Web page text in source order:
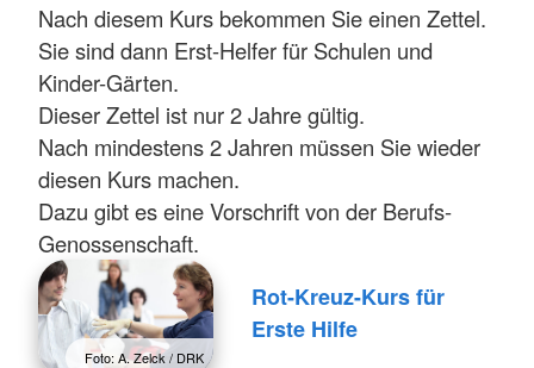
Nach diesem Kurs bekommen Sie einen Zettel.
Sie sind dann Erst-Helfer für Schulen und
Kinder-Gärten.
Dieser Zettel ist nur 2 Jahre gültig.
Nach mindestens 2 Jahren müssen Sie wieder
diesen Kurs machen.
Dazu gibt es eine Vorschrift von der Berufs-
Genossenschaft.
Foto: A. Zelck / DRK
Rot-Kreuz-Kurs für
Erste Hilfe